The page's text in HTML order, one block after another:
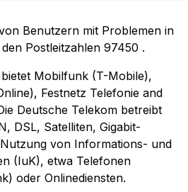
Benutzern mit Problemen in
Postleitzahlen 97450 .
Mobilfunk (T-Mobile),
Festnetz Telefonie and
Deutsche Telekom betreibt
DSL, Satelliten, Gigabit-
von Informations- und
(IuK), etwa Telefonen
oder Onlinediensten.